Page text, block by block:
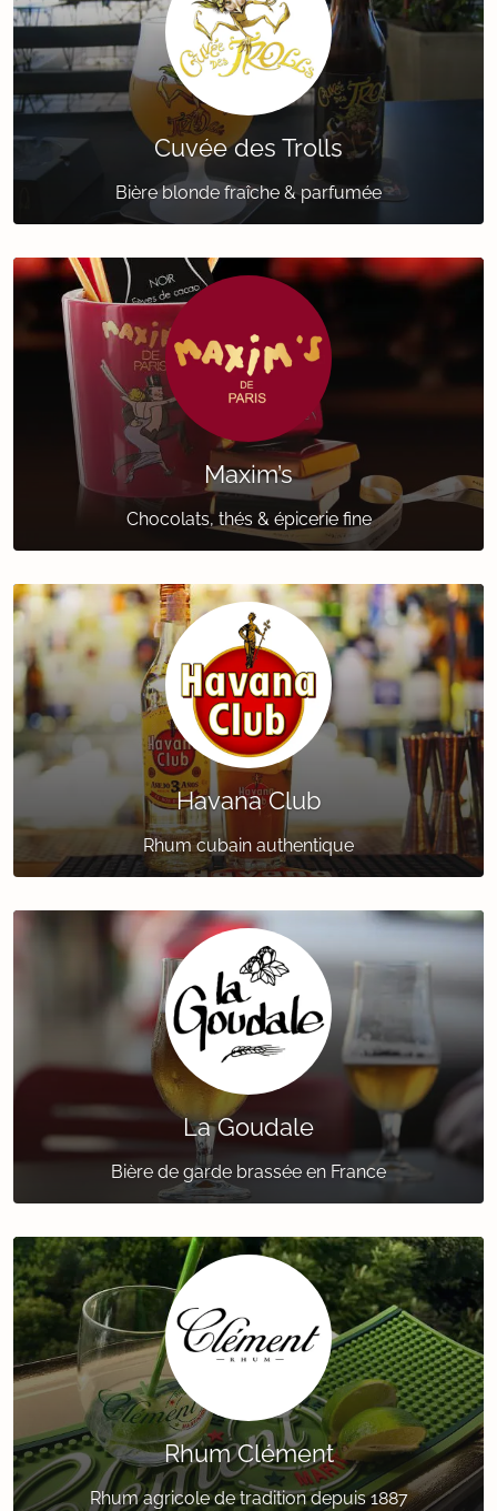
Cuvée des Trolls
Bière blonde fraîche & parfumée
Maxim’s
Chocolats, thés & épicerie fine
Havana Club
Rhum cubain authentique
La Goudale
Bière de garde brassée en France
Rhum Clément
Rhum agricole de tradition depuis 1887